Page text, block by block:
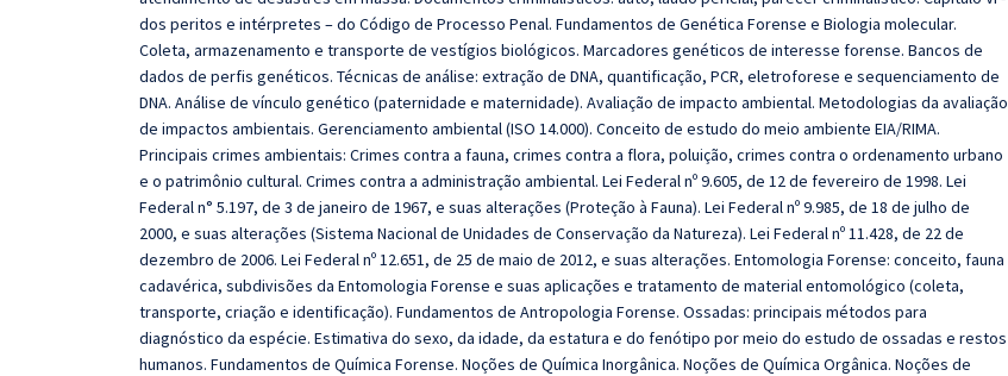
dos peritos e intérpretes – do Código de Processo Penal. Fundamentos de Genética Forense e Biologia molecular.
Coleta, armazenamento e transporte de vestígios biológicos. Marcadores genéticos de interesse forense. Bancos de
dados de perfis genéticos. Técnicas de análise: extração de DNA, quantificação, PCR, eletroforese e sequenciamento de
DNA. Análise de vínculo genético (paternidade e maternidade). Avaliação de impacto ambiental. Metodologias da avaliação
de impactos ambientais. Gerenciamento ambiental (ISO 14.000). Conceito de estudo do meio ambiente EIA/RIMA.
Principais crimes ambientais: Crimes contra a fauna, crimes contra a flora, poluição, crimes contra o ordenamento urbano
e o patrimônio cultural. Crimes contra a administração ambiental. Lei Federal nº 9.605, de 12 de fevereiro de 1998. Lei
Federal n° 5.197, de 3 de janeiro de 1967, e suas alterações (Proteção à Fauna). Lei Federal nº 9.985, de 18 de julho de
2000, e suas alterações (Sistema Nacional de Unidades de Conservação da Natureza). Lei Federal nº 11.428, de 22 de
dezembro de 2006. Lei Federal nº 12.651, de 25 de maio de 2012, e suas alterações. Entomologia Forense: conceito, fauna
cadavérica, subdivisões da Entomologia Forense e suas aplicações e tratamento de material entomológico (coleta,
transporte, criação e identificação). Fundamentos de Antropologia Forense. Ossadas: principais métodos para
diagnóstico da espécie. Estimativa do sexo, da idade, da estatura e do fenótipo por meio do estudo de ossadas e restos
humanos. Fundamentos de Química Forense. Noções de Química Inorgânica. Noções de Química Orgânica. Noções de